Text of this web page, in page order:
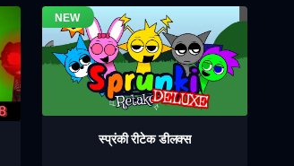
स्प्रंकी रीटेक डीलक्स